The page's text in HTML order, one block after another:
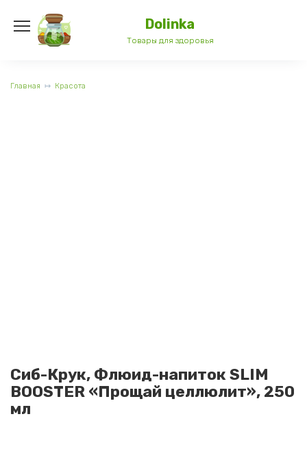
содержанию
Dolinka
Товары для здоровья
Главная Красота
Сиб-Крук, Флюид-напиток SLIM
BOOSTER «Прощай целлюлит», 250
мл